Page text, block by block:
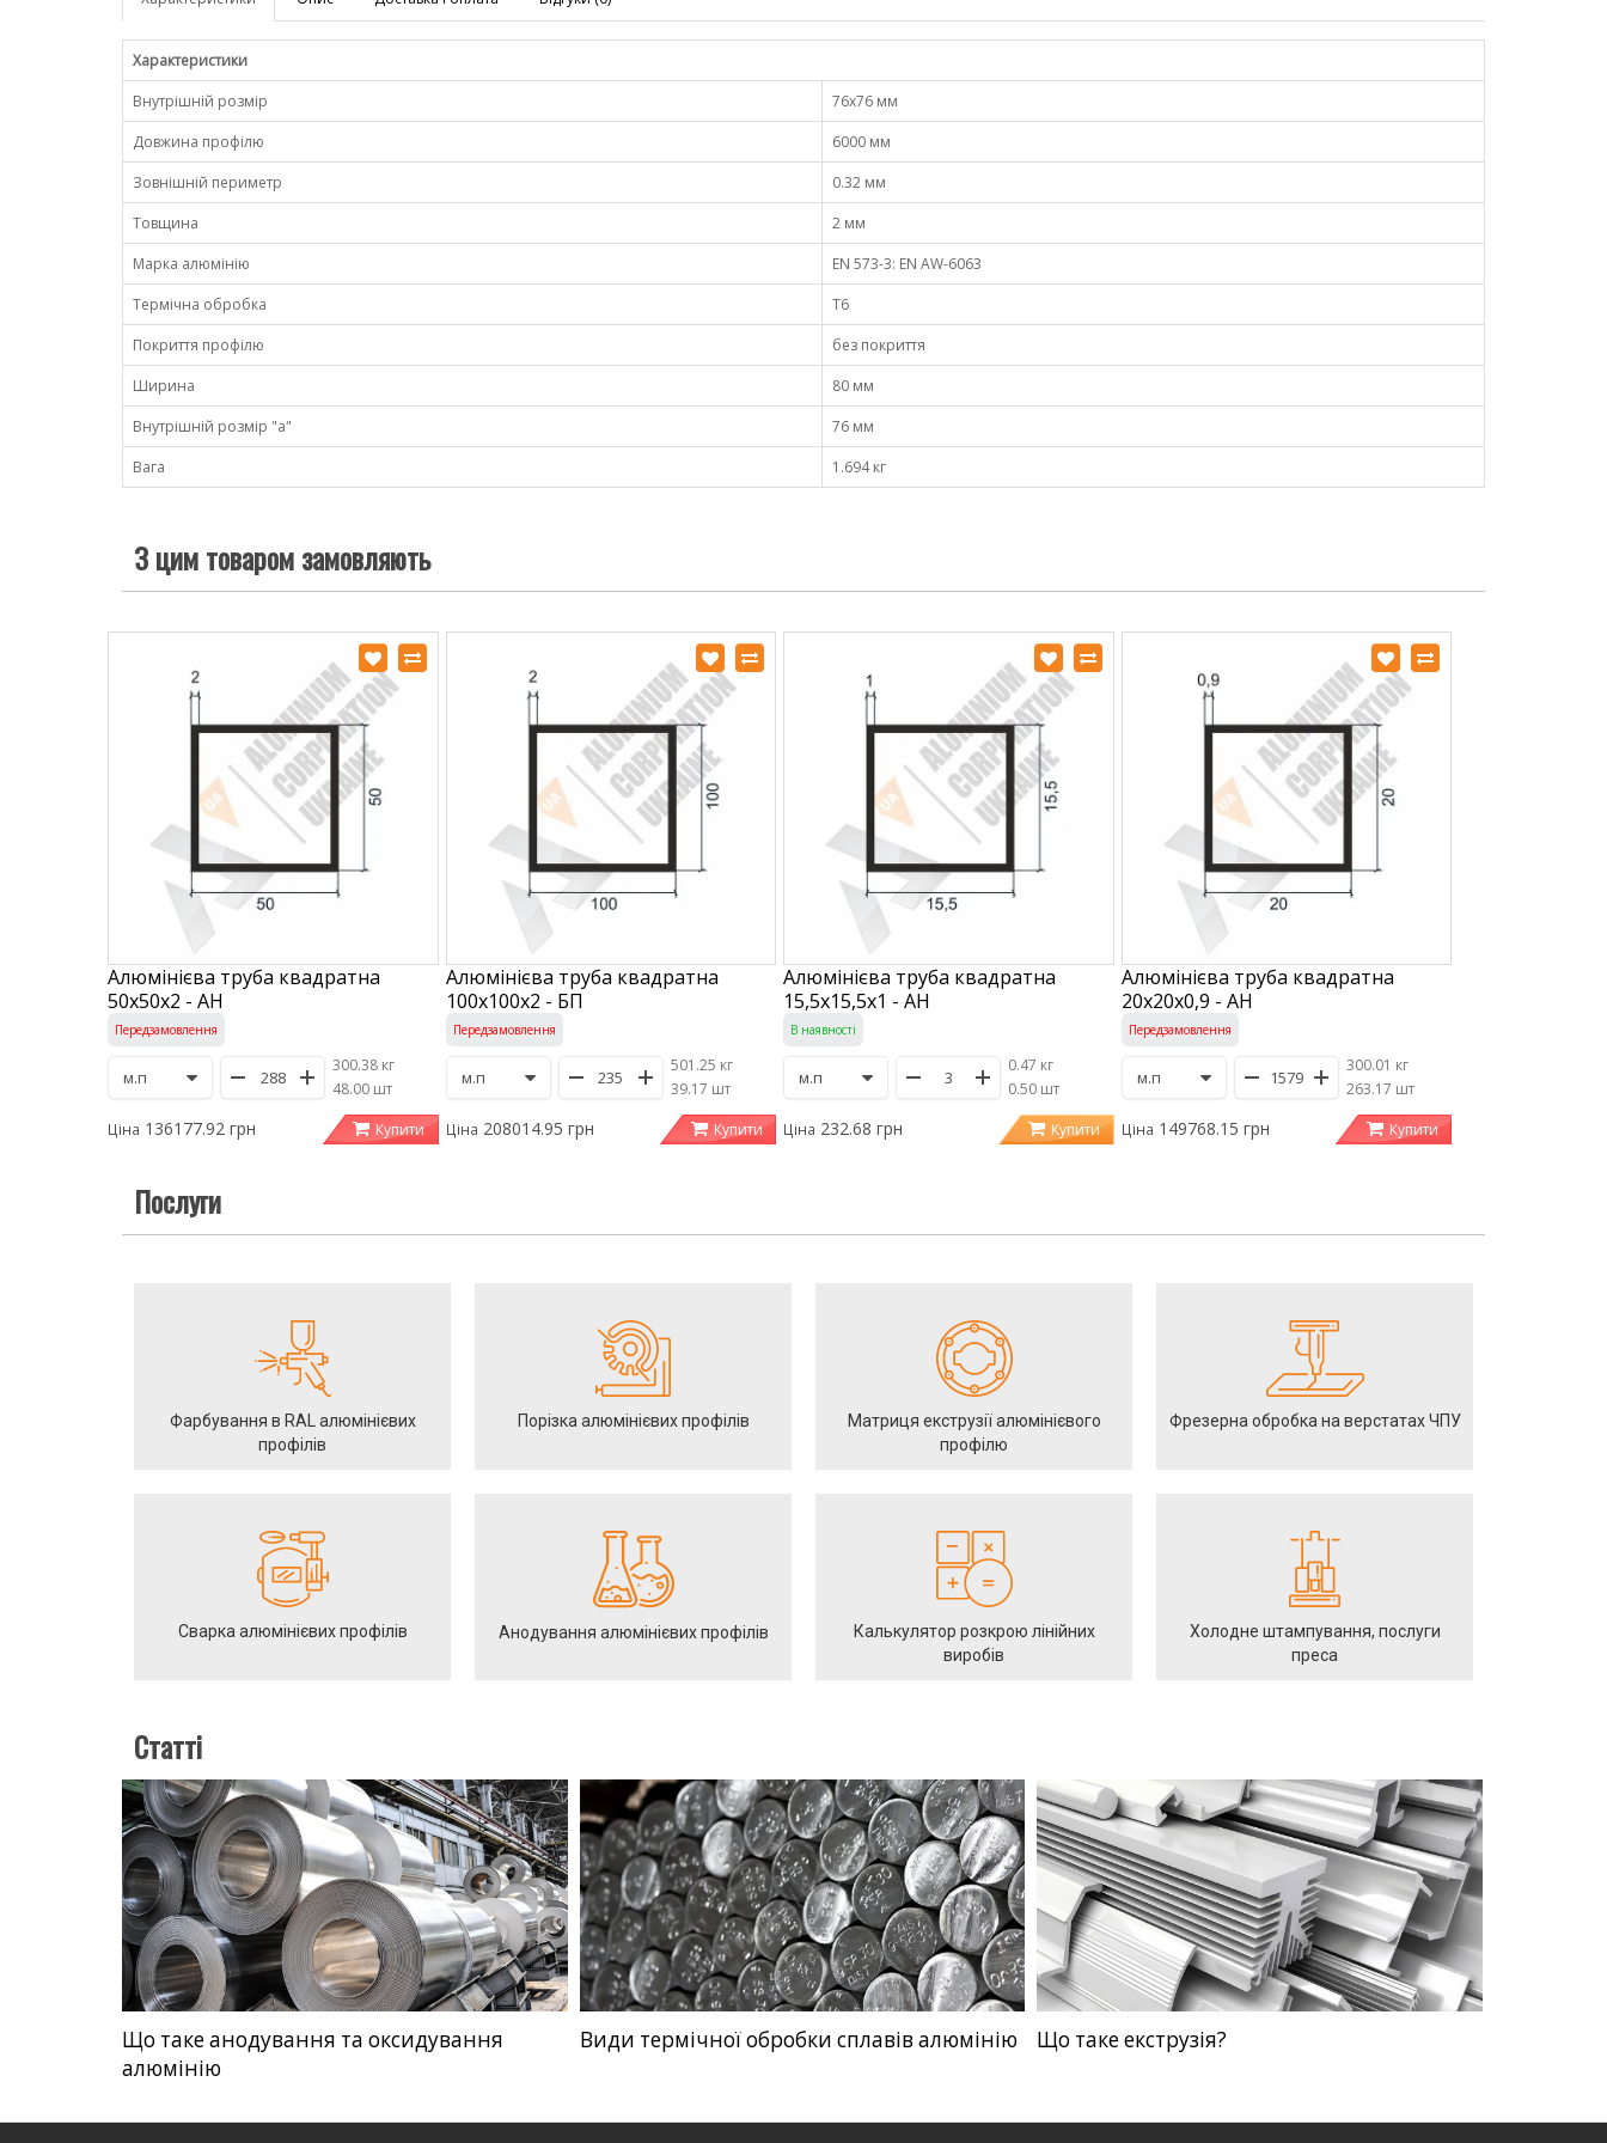
Характеристики
Внутрішній розмір
76х76 мм
Довжина профілю
6000 мм
Зовнішній периметр
0.32 мм
Товщина
2 мм
Марка алюмінію
EN 573-3: EN AW-6063
Термічна обробка
Т6
Покриття профілю
без покриття
Ширина
80 мм
Внутрішній розмір "a"
76 мм
Вага
1.694 кг
З цим товаром замовляють
Алюмінієва труба квадратна
50х50х2 - АН
Передзамовлення
300.38 кг
/48.00 шт
Ціна 136177.92 грн Купити
Алюмінієва труба квадратна
100х100х2 - БП
Передзамовлення
501.25 кг
/39.17 шт
Ціна 208014.95 грн Купити
Алюмінієва труба квадратна
15,5х15,5х1 - АН
В наявності
0.47 кг
/0.50 шт
Ціна 232.68 грн Купити
Алюмінієва труба квадратна
20х20х0,9 - АН
Передзамовлення
300.01 кг
/263.17 шт
Ціна 149768.15 грн Купити
Послуги
Фарбування в RAL алюмінієвих
профілів
Порізка алюмінієвих профілів
Матриця екструзії алюмінієвого
профілю
Фрезерна обробка на верстатах ЧПУ
Сварка алюмінієвих профілів Анодування алюмінієвих профілів
Калькулятор розкрою лінійних
виробів
Холодне штампування, послуги
преса
Статті
Що таке анодування та оксидування
алюмінію
Види термічної обробки сплавів алюмінію Що таке екструзія?